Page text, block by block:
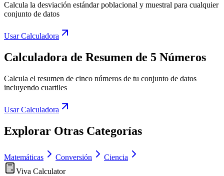
Calcula la desviación estándar poblacional y muestral para cualquier
conjunto de datos
Usar Calculadora
Calculadora de Resumen de 5 Números
Calcula el resumen de cinco números de tu conjunto de datos
incluyendo cuartiles
Usar Calculadora
Explorar Otras Categorías
Matemáticas Conversión
Ciencia
Viva Calculator